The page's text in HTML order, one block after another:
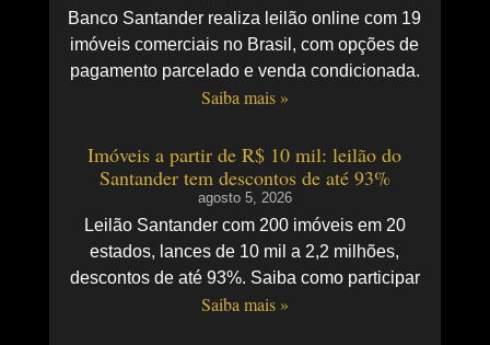
Banco Santander realiza leilão online com 19
imóveis comerciais no Brasil, com opções de
pagamento parcelado e venda condicionada.
Saiba mais »
Imóveis a partir de R$ 10 mil: leilão do
Santander tem descontos de até 93%
agosto 5, 2026
Leilão Santander com 200 imóveis em 20
estados, lances de 10 mil a 2,2 milhões,
descontos de até 93%. Saiba como participar
Saiba mais »